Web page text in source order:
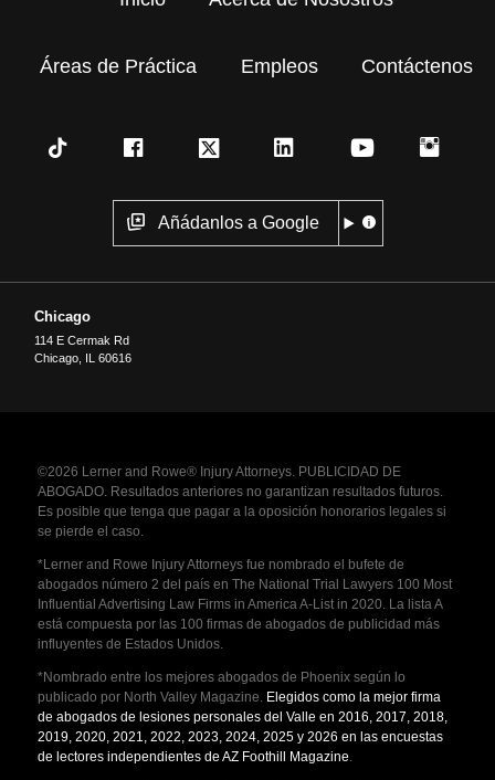
Áreas de Práctica Empleos Contáctenos
Añádanlos a Google
Chicago
114 E Cermak Rd
Chicago IL 60616
©2026 Lerner and Rowe® Injury Attorneys. PUBLICIDAD DE
ABOGADO. Resultados anteriores no garantizan resultados futuros.
Es posible que tenga que pagar a la oposición honorarios legales si
se pierde el caso.
*Lerner and Rowe Injury Attorneys fue nombrado el bufete de
abogados número 2 del país en The National Trial Lawyers 100 Most
Influential Advertising Law Firms in America A-List in 2020. La lista A
está compuesta por las 100 firmas de abogados de publicidad más
influyentes de Estados Unidos.
*Nombrado entre los mejores abogados de Phoenix según lo
publicado por North Valley Magazine. Elegidos como la mejor firma
de abogados de lesiones personales del Valle en 2016, 2017, 2018,
2019, 2020, 2021, 2022, 2023, 2024, 2025 y 2026 en las encuestas
de lectores independientes de AZ Foothill Magazine